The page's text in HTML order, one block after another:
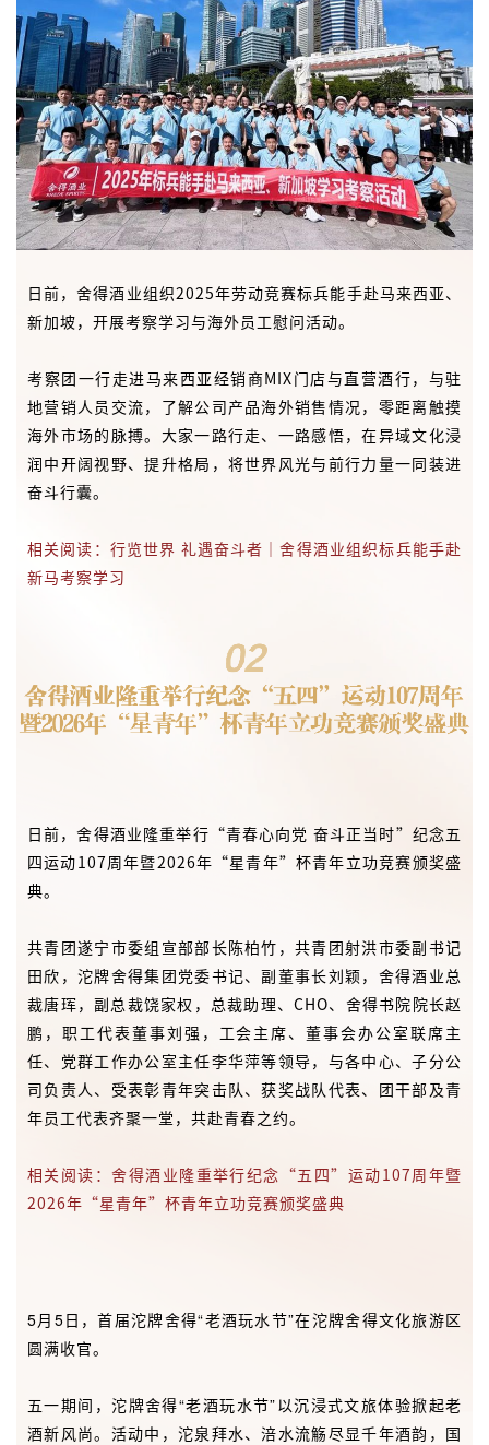
日前，舍得酒业组织2025年劳动竞赛标兵能手赴马来西亚、
新加坡，开展考察学习与海外员工慰问活动。
考察团一行走进马来西亚经销商MIX门店与直营酒行，与驻
地营销人员交流，了解公司产品海外销售情况，零距离触摸
海外市场的脉搏。大家一路行走、一路感悟，在异域文化浸
润中开阔视野、提升格局，将世界风光与前行力量一同装进
奋斗行囊。
相关阅读：行览世界 礼遇奋斗者｜舍得酒业组织标兵能手赴
新马考察学习
日前，舍得酒业隆重举行“青春心向党 奋斗正当时”纪念五
四运动107周年暨2026年“星青年”杯青年立功竞赛颁奖盛
典。
共青团遂宁市委组宣部部长陈柏竹，共青团射洪市委副书记
田欣，沱牌舍得集团党委书记、副董事长刘颖，舍得酒业总
裁唐珲，副总裁饶家权，总裁助理、CHO、舍得书院院长赵
鹏，职工代表董事刘强，工会主席、董事会办公室联席主
任、党群工作办公室主任李华萍等领导，与各中心、子分公
司负责人、受表彰青年突击队、获奖战队代表、团干部及青
年员工代表齐聚一堂，共赴青春之约。
相关阅读：舍得酒业隆重举行纪念“五四”运动107周年暨
2026年“星青年”杯青年立功竞赛颁奖盛典
5月5日，首届沱牌舍得“老酒玩水节”在沱牌舍得文化旅游区
圆满收官。
五一期间，沱牌舍得“老酒玩水节”以沉浸式文旅体验掀起老
酒新风尚。活动中，沱泉拜水、涪水流觞尽显千年酒韵，国